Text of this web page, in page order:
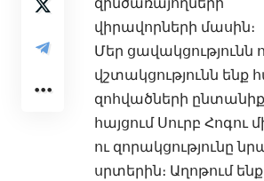
վիրավորների մասին։
Մեր ցավակցությունն
վշտակցությունն ենք
զոհվածների
հայցում Սուրբ Հոգու
ու զորակցությունը
սրտերին։ Աղոթում